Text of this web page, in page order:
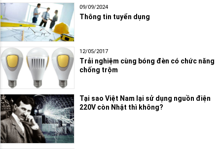
09/09/2024
Thông tin tuyển dụng
12/05/2017
Trải nghiệm cùng bóng đèn có chức năng
chống trộm
Tại sao Việt Nam lại sử dụng nguồn điện
220V còn Nhật thì không?